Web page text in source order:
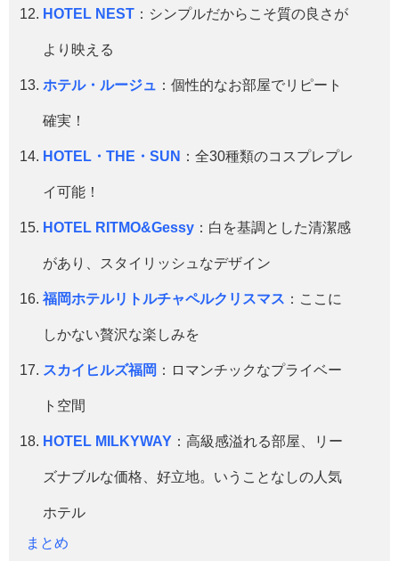
HOTEL NEST ：シンプルだからこそ質の良さが
より映える
ホテル・ルージュ ：個性的なお部屋でリピート
確実！
HOTEL・THE・SUN ：全30種類のコスプレプレ
イ可能！
HOTEL RITMO&Gessy ：白を基調とした清潔感
があり、スタイリッシュなデザイン
福岡ホテルリトルチャペルクリスマス ：ここに
しかない贅沢な楽しみを
スカイヒルズ福岡 ：ロマンチックなプライベー
ト空間
HOTEL MILKYWAY ：高級感溢れる部屋、リー
ズナブルな価格、好立地。いうことなしの人気
ホテル
まとめ